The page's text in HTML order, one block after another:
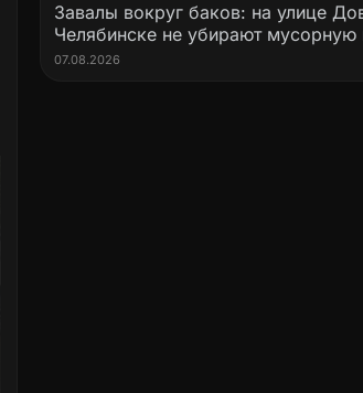
Завалы вокруг баков: на улице
Челябинске не убирают
07.08.2026